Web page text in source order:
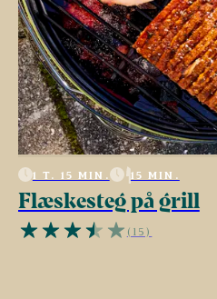
1 T. 15 MIN. 15 MIN.
Flæskesteg på grill
(15)